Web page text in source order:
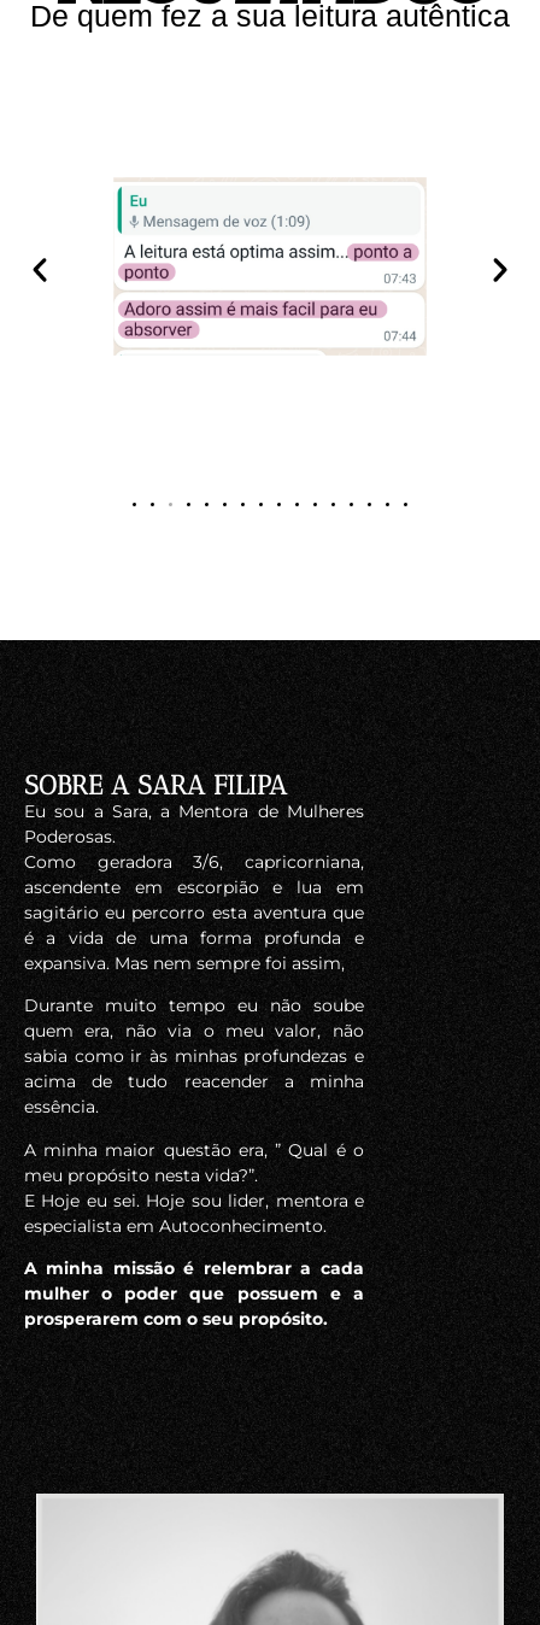
De quem fez a sua leitura autêntica
SOBRE A SARA FILIPA​
Eu sou a Sara, a Mentora de Mulheres
Poderosas.
Como geradora 3/6, capricorniana,
ascendente em escorpião e lua em
sagitário eu percorro esta aventura que
é a vida de uma forma profunda e
expansiva. Mas nem sempre foi assim,
Durante muito tempo eu não soube
quem era, não via o meu valor, não
sabia como ir às minhas profundezas e
acima de tudo reacender a minha
essência.
A minha maior questão era, ” Qual é o
meu propósito nesta vida?”.
E Hoje eu sei. Hoje sou lider, mentora e
especialista em Autoconhecimento.
A minha missão é relembrar a cada
mulher o poder que possuem e a
prosperarem com o seu propósito.